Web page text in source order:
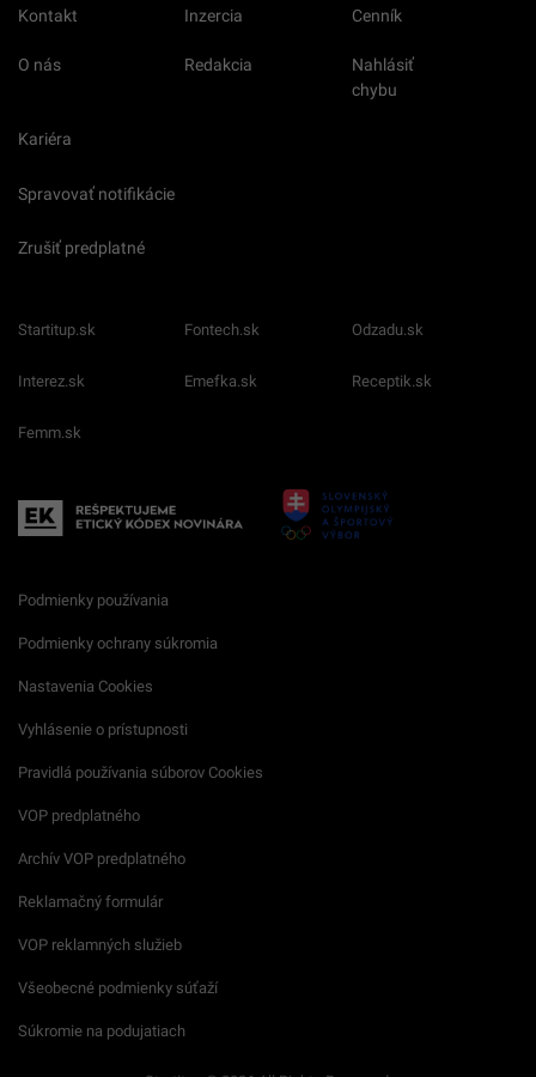
Kontakt Inzercia Cenník
O nás Redakcia
Nahlásiť
chybu
Kariéra
Spravovať notifikácie
Zrušiť predplatné
Startitup.sk Fontech.sk Odzadu.sk
Interez.sk Emefka.sk Receptik.sk
Femm.sk
Podmienky používania
Podmienky ochrany súkromia
Nastavenia Cookies
Vyhlásenie o prístupnosti
Pravidlá používania súborov Cookies
VOP predplatného
Archív VOP predplatného
Reklamačný formulár
VOP reklamných služieb
Všeobecné podmienky súťaží
Súkromie na podujatiach